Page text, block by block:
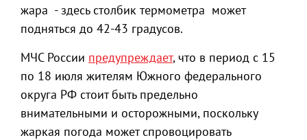
жара - здесь столбик термометра может
подняться до 42-43 градусов.
МЧС России предупреждает, что в период с 15
по 18 июля жителям Южного федерального
округа РФ стоит быть предельно
внимательными и осторожными, поскольку
жаркая погода может спровоцировать